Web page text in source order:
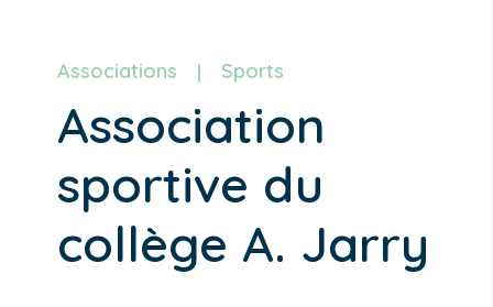
Associations Sports
Association
sportive du
collège A. Jarry